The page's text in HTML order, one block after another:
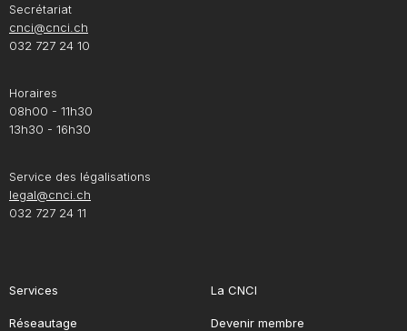
Secrétariat
cnci@cnci.ch
032 727 24 10
Horaires
08h00 - 11h30
13h30 - 16h30
Service des légalisations
legal@cnci.ch
032 727 24 11
Services
Réseautage
La CNCI
Devenir membre